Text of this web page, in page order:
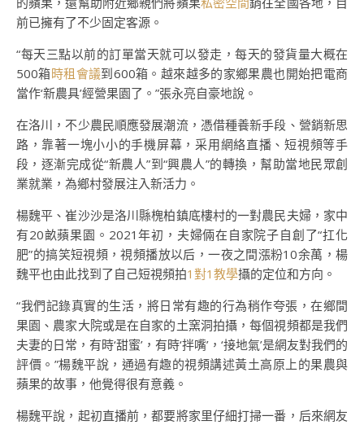
前已擁有了不少固定客源。
“每天三點以前的訂單當天就可以發走，每天的發貨量大概在
500箱時租會議到600箱。越來越多的家鄉果農也開始把電商
當作‘新農具’經營果園了。”張永亮自豪地說。
在洛川，不少農民順應發展潮流，憑借種養新手段、營銷新思
路，靠著一塊小小的手機屏幕，采用網絡直播、短視頻等手
段，逐漸完成從“新農人”到“興農人”的轉換，幫助當地民眾創
業就業，為鄉村發展注入新活力。
楊魏平、崔沙沙是洛川縣槐柏鎮底樓村的一對農民夫婦，家中
有20畝蘋果園。2021年初，夫婦倆在自家院子自創了“扛化
肥”的搞笑短視頻，視頻播放以后，一夜之間漲粉10余萬，楊
魏平也由此找到了自己短視頻拍1對1教學攝的定位和方向。
“我們記錄真實的生活，將日常有趣的行為稍作夸張，在鄉間
果園、農家大院或是在自家的土窯洞拍攝，每個視頻都是我們
夫妻的日常，有時‘甜蜜’，有時‘拌嘴’，‘接地氣’是網友對我們的
評價。”楊魏平說，通過有趣的視頻講述黃土高原上的果農與
蘋果的故事，他覺得很有意義。
楊魏平說，起初直播前，都要將家里仔細打掃一番，后來網友